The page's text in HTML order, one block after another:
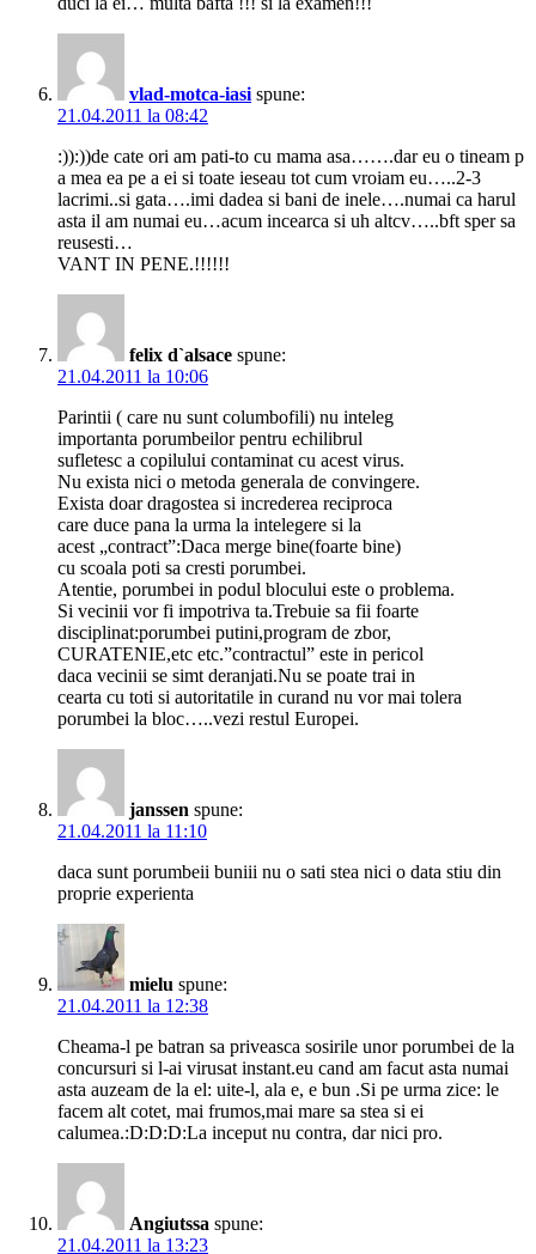
vlad-motca-iasi spune:
21.04.2011 la 08:42
:)):))de cate ori am pati-to cu mama asa…….dar eu o tineam p
a mea ea pe a ei si toate ieseau tot cum vroiam eu…..2-3
lacrimi..si gata….imi dadea si bani de inele….numai ca harul
asta il am numai eu…acum incearca si uh altcv…..bft sper sa
reusesti…
VANT IN PENE.!!!!!!
felix d`alsace spune:
21.04.2011 la 10:06
Parintii ( care nu sunt columbofili) nu inteleg
importanta porumbeilor pentru echilibrul
sufletesc a copilului contaminat cu acest virus.
Nu exista nici o metoda generala de convingere.
Exista doar dragostea si increderea reciproca
care duce pana la urma la intelegere si la
acest „contract”:Daca merge bine(foarte bine)
cu scoala poti sa cresti porumbei.
Atentie, porumbei in podul blocului este o problema.
Si vecinii vor fi impotriva ta.Trebuie sa fii foarte
disciplinat:porumbei putini,program de zbor,
CURATENIE,etc etc.”contractul” este in pericol
daca vecinii se simt deranjati.Nu se poate trai in
cearta cu toti si autoritatile in curand nu vor mai tolera
porumbei la bloc…..vezi restul Europei.
janssen spune:
21.04.2011 la 11:10
daca sunt porumbeii buniii nu o sati stea nici o data stiu din
proprie experienta
mielu spune:
21.04.2011 la 12:38
Cheama-l pe batran sa priveasca sosirile unor porumbei de la
concursuri si l-ai virusat instant.eu cand am facut asta numai
asta auzeam de la el: uite-l, ala e, e bun .Si pe urma zice: le
facem alt cotet, mai frumos,mai mare sa stea si ei
calumea.:D:D:D:La inceput nu contra, dar nici pro.
Angiutssa spune:
21.04.2011 la 13:23